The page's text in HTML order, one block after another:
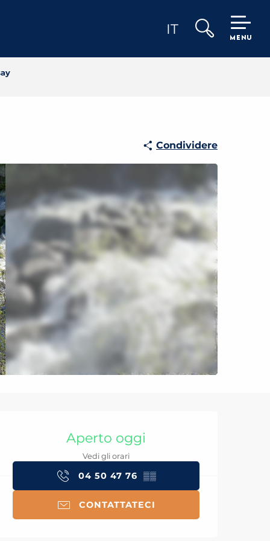
IT
MENU
Condividere
Orari e contatti
Aperto oggi
Vedi gli orari
04 50 47 76 ▒▒
CONTATTATECI